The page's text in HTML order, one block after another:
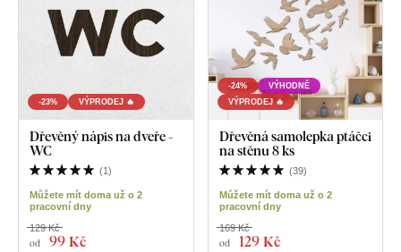
-23% VÝPRODEJ 🔥
Dřevěný nápis na dveře -
WC
(1)
Můžete mít doma už o 2
pracovní dny
od 99 Kč
129 Kč
-24%
VÝHODNĚ
VÝPRODEJ 🔥
Dřevěná samolepka ptáčci
na stěnu 8 ks
(39)
Můžete mít doma už o 2
pracovní dny
od 129 Kč
169 Kč